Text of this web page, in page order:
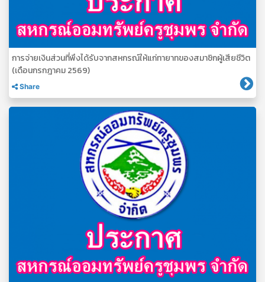
การจ่ายเงินส่วนที่พึงได้รับจากสหกรณ์ให้แก่ทายาทของสมาชิกผู้เสียชีวิต
(เดือนกรกฎาคม 2569)
Share